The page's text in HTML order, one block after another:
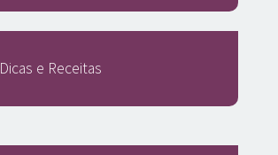
Dicas e Receitas